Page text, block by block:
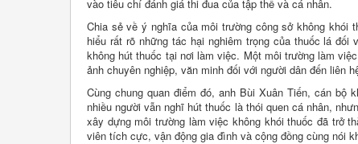
vào tiêu chí đánh giá thi đua của tập thể và cá nhân.
Chia sẻ về ý nghĩa của môi trường công sở không khói
hiểu rất rõ những tác hại nghiêm trọng của thuốc lá
không hút thuốc tại nơi làm việc. Một môi trường làm
ảnh chuyên nghiệp, văn minh đối với người dân đến liên
Cùng chung quan điểm đó, anh Bùi Xuân Tiến, cán bộ
nhiều người vẫn nghĩ hút thuốc là thói quen cá nhân,
xây dựng môi trường làm việc không khói thuốc đã trở
viên tích cực, vận động gia đình và cộng đồng cùng nói